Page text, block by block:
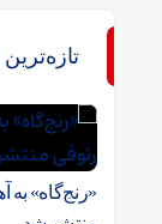
«رنج‌گاه» به